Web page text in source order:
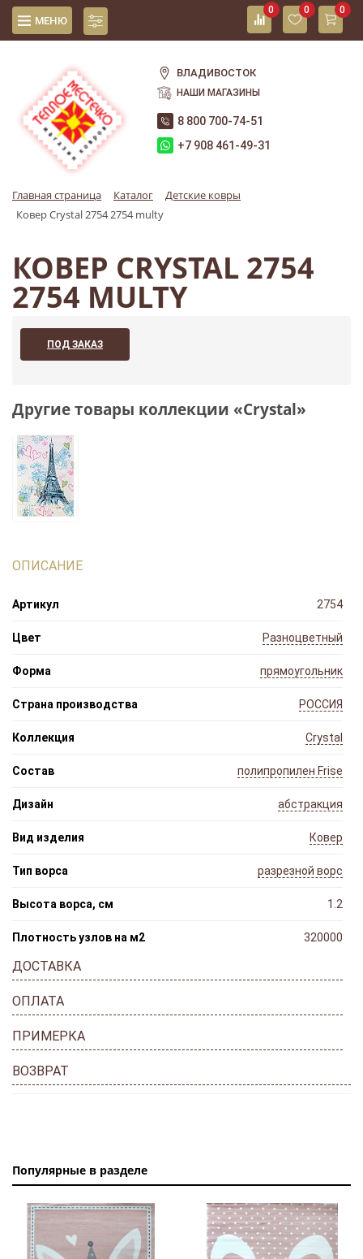
МЕНЮ
0 0 0
ВЛАДИВОСТОК
НАШИ МАГАЗИНЫ
8 800 700-74-51
+7 908 461-49-31
Главная страница Каталог
Детские ковры
Ковер Crystal 2754 2754 multy
КОВЕР CRYSTAL 2754
2754 MULTY
ПОД ЗАКАЗ
Другие товары коллекции «Crystal»
ОПИСАНИЕ
Артикул 2754
Цвет Разноцветный
Форма прямоугольник
Страна производства РОССИЯ
Коллекция Crystal
Состав полипропилен Frise
Дизайн абстракция
Вид изделия Ковер
Тип ворса разрезной ворс
Высота ворса, см 1.2
Плотность узлов на м2 320000
ДОСТАВКА
ОПЛАТА
ПРИМЕРКА
ВОЗВРАТ
Популярные в разделе